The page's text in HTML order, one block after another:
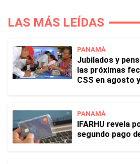
LAS MÁS LEÍDAS
PANAMÁ
Jubilados y
las próximas
CSS en agosto
PANAMÁ
IFARHU revela
segundo pago